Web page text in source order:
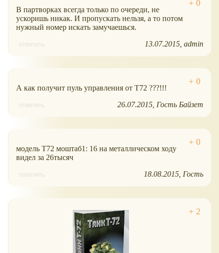
В партворках всегда только по очереди, не
ускоришь никак. И пропускать нельзя, а то потом
нужный номер искать замучаешься.
ответить 13.07.2015 admin
А как получит пуль управления от Т72 ???!!!
ответить 26.07.2015 Гость Байзет
модель Т72 моштаб1: 16 на металлическом ходу
видел за 26тысяч
ответить 18.08.2015 Гость